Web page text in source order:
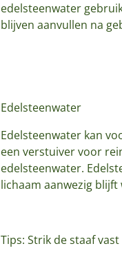
edelsteenwater
blijven aanvullen na
Edelsteenwater
Edelsteenwater kan
een verstuiver voor
edelsteenwater.
lichaam aanwezig
Tips: Strik de staaf